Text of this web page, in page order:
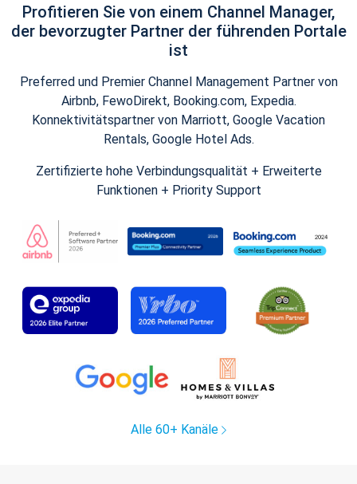
Profitieren Sie von einem Channel Manager,
der bevorzugter Partner der führenden Portale
ist
Preferred und Premier Channel Management Partner von
Airbnb, FewoDirekt, Booking.com, Expedia.
Konnektivitätspartner von Marriott, Google Vacation
Rentals, Google Hotel Ads.
Zertifizierte hohe Verbindungsqualität + Erweiterte
Funktionen + Priority Support
Alle 60+ Kanäle